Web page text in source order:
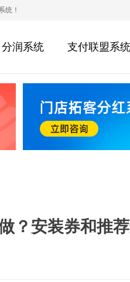
统！
分润系统 支付联盟系统
？安装券和推